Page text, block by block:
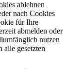
ablehnen
nach Cookies
für Ihre
abmelden oder
nutzen
alle gesetzten